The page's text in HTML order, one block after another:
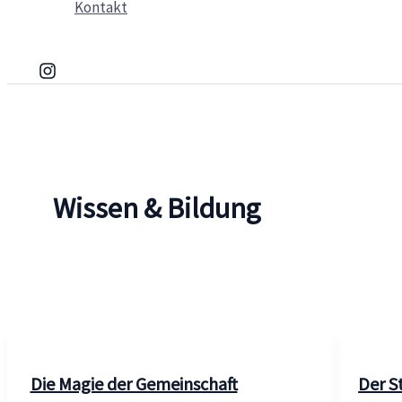
Kontakt
Wissen & Bildung
Die Magie der Gemeinschaft Der